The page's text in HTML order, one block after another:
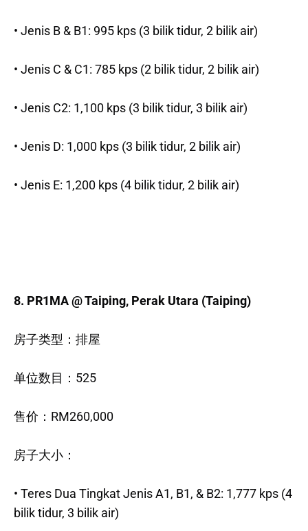
• Jenis B & B1: 995 kps (3 bilik tidur, 2 bilik air)
• Jenis C & C1: 785 kps (2 bilik tidur, 2 bilik air)
• Jenis C2: 1,100 kps (3 bilik tidur, 3 bilik air)
• Jenis D: 1,000 kps (3 bilik tidur, 2 bilik air)
• Jenis E: 1,200 kps (4 bilik tidur, 2 bilik air)
8. PR1MA @ Taiping, Perak Utara (Taiping)
房子类型：排屋
单位数目：525
售价：RM260,000
房子大小：
• Teres Dua Tingkat Jenis A1, B1, & B2: 1,777 kps (4
bilik tidur, 3 bilik air)